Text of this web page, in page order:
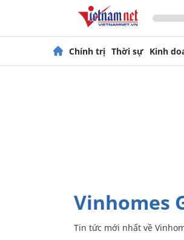
Chính trị Thời sự Kinh
Vinhomes
Tin tức mới nhất về